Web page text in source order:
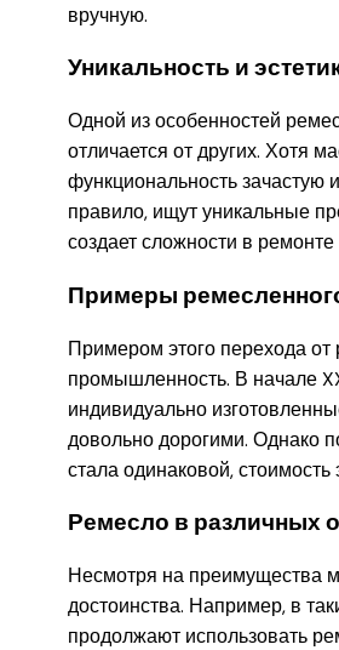
вручную.
Уникальность и
Одной из особенностей
отличается от других. Хотя
функциональность зачастую
правило, ищут уникальные
создает сложности в
Примеры
Примером этого перехода от
промышленность. В начале
индивидуально
довольно дорогими. Однако
стала одинаковой,
Ремесло в различных
Несмотря на преимущества
достоинства. Например, в
продолжают использовать